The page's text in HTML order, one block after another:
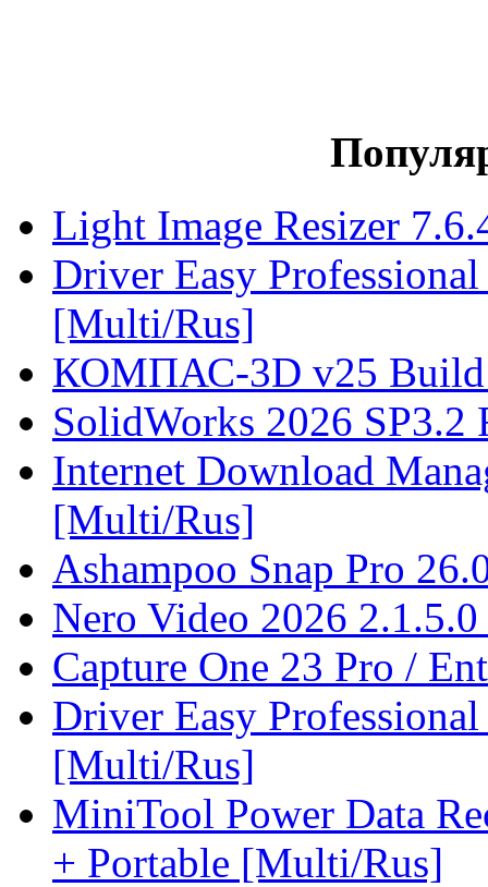
Light Image Resizer
Driver Easy
[Multi/Rus]
КОМПАС-3D v25 Build
SolidWorks 2026
Internet Download
[Multi/Rus]
Ashampoo Snap Pro
Nero Video 2026
Capture One 23 Pro /
Driver Easy
[Multi/Rus]
MiniTool Power Data
+ Portable [Multi/Rus]